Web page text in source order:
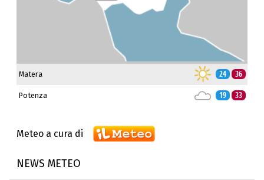
Matera 24 36
Potenza 19 33
Meteo a cura di
NEWS METEO